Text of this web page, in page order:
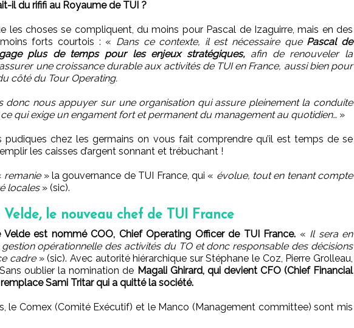
il du rififi au Royaume de TUI ?
les choses se compliquent, du moins pour Pascal de Izaguirre, mais en des
forts courtois : « Dans ce contexte, il est nécessaire que Pascal de
plus de temps pour les enjeux stratégiques,afin de renouveler la
une croissance durable aux activités de TUI en France, aussi bien pour
côté du Tour Operating.
donc nous appuyer sur une organisation qui assure pleinement la conduite
qui exige un engament fort et permanent du management au quotidien… »
pudiques chez les germains on vous fait comprendre qu’il est temps de se
les caisses d’argent sonnant et trébuchant !
remanie» la gouvernance de TUI France, qui « évolue, tout en tenant compte
locales» (sic).
Velde, le nouveau chef de TUI France
Velde est nommé COO, Chief Operating Officer de TUI France. « Il sera en
opérationnelle des activités du TO et donc responsable des décisions
cadre» (sic). Avec autorité hiérarchique sur Stéphane le Coz, Pierre Grolleau,
oublier la nomination de Magali Ghirard, qui devient CFO (Chief Financial
Sami Tritar qui a quitté la société.
le Comex (Comité Exécutif) et le Manco (Management committee) sont mis